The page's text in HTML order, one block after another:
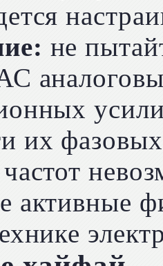
не
их
активные